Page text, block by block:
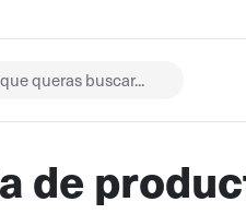
queras buscar...
de